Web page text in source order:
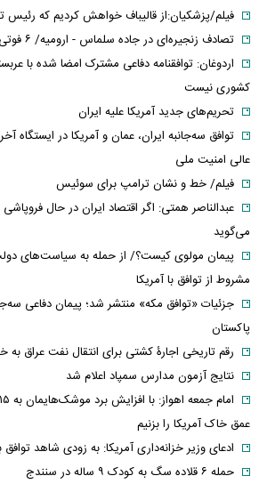
فیلم/پزشکیان:از قالیباف خواهش کردیم که رئیس
تصادف زنجیره‌ای در جاده سلماس - ارومیه/ ۶ فوتی و ۵ مصدوم
اردوغان: توافقنامه دفاعی مشترک امضا شده با
کشوری نیست
تحریم‌های جدید آمریکا علیه ایران
توافق سه‌جانبه ایران، عمان و آمریکا در
عالی امنیت ملی
فیلم/ خط و نشان ترامپ برای سوئیس
عبدالناصر همتی: اگر اقتصاد ایران در حال فروپاشی
می‌گوید
پیمان مولوی کیست؟/ از حمله به سیاست‌های
مشروط از توافق با آمریکا
جزئیات «توافق مکه» منتشر شد؛ پیمان دفاعی
پاکستان
رقم تاریخی اجارۀ کشتی برای انتقال نفت عراق به
نتایج آزمون مدارس سمپاد اعلام شد
عمق خاک آمریکا را بزنیم
ادعای وزیر خزانه‌داری آمریکا: به زودی شاهد توافق
حمله ۶ قلاده سگ به کودک ۹ ساله در سنندج